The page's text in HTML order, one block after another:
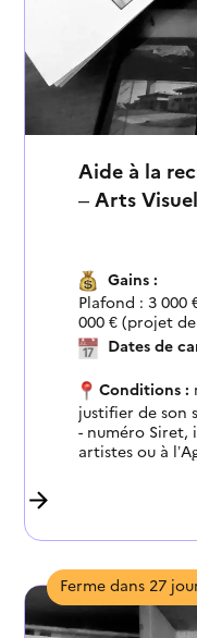
Aide à la
– Arts
Gains :
Plafond : 3 000
000 € (projet
aide évaluée
plan de
Dates de
Conditions :
justifier de son
- numéro Siret,
artistes ou à
Dépôt des
n-1 (Ex: 31
déroulant en
Ferme dans 27